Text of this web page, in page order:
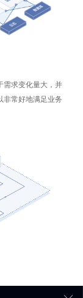
需求变化量大，并
非常好地满足业务